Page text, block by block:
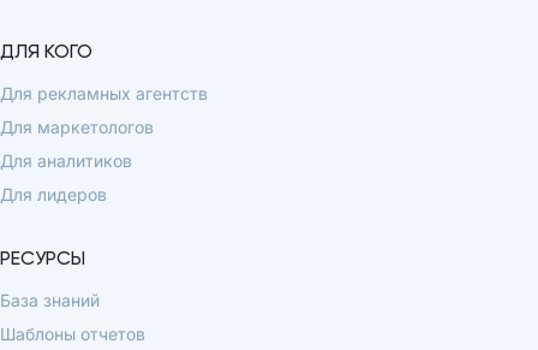
ДЛЯ КОГО
Для рекламных агентств
Для маркетологов
Для аналитиков
Для лидеров
РЕСУРСЫ
База знаний
Шаблоны отчетов